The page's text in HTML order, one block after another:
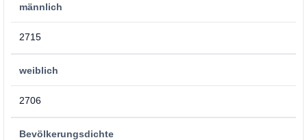
männlich
2715
weiblich
2706
Bevölkerungsdichte